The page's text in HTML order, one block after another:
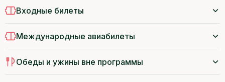
Входные билеты
Международные авиабилеты
Обеды и ужины вне программы